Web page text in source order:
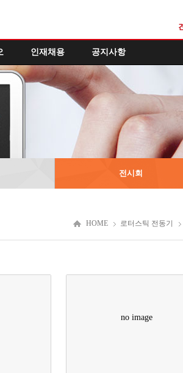
인재채용 공지사항
전시회
HOME 로터스틱 전동기
no image